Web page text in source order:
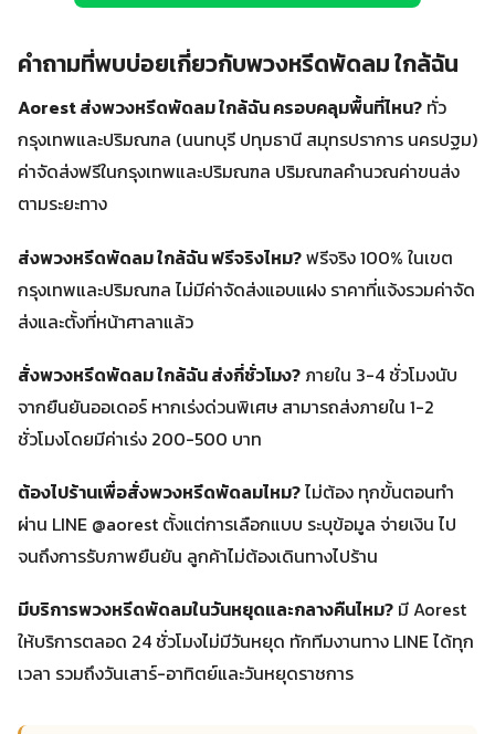
คำถามที่พบบ่อยเกี่ยวกับพวงหรีดพัดลม ใกล้ฉัน
Aorest ส่งพวงหรีดพัดลม ใกล้ฉัน ครอบคลุมพื้นที่ไหน? ทั่ว
กรุงเทพและปริมณฑล (นนทบุรี ปทุมธานี สมุทรปราการ นครปฐม)
ค่าจัดส่งฟรีในกรุงเทพและปริมณฑล ปริมณฑลคำนวณค่าขนส่ง
ตามระยะทาง
ส่งพวงหรีดพัดลม ใกล้ฉัน ฟรีจริงไหม?ฟรีจริง 100% ในเขต
กรุงเทพและปริมณฑล ไม่มีค่าจัดส่งแอบแฝง ราคาที่แจ้งรวมค่าจัด
ส่งและตั้งที่หน้าศาลาแล้ว
สั่งพวงหรีดพัดลม ใกล้ฉัน ส่งกี่ชั่วโมง? ภายใน 3-4 ชั่วโมงนับ
จากยืนยันออเดอร์ หากเร่งด่วนพิเศษ สามารถส่งภายใน 1-2
ชั่วโมงโดยมีค่าเร่ง 200-500 บาท
ต้องไปร้านเพื่อสั่งพวงหรีดพัดลมไหม?ไม่ต้อง ทุกขั้นตอนทำ
ผ่าน LINE @aorest ตั้งแต่การเลือกแบบ ระบุข้อมูล จ่ายเงิน ไป
จนถึงการรับภาพยืนยัน ลูกค้าไม่ต้องเดินทางไปร้าน
มีบริการพวงหรีดพัดลมในวันหยุดและกลางคืนไหม? มี Aorest
ให้บริการตลอด 24 ชั่วโมงไม่มีวันหยุด ทักทีมงานทาง LINE ได้ทุก
เวลา รวมถึงวันเสาร์-อาทิตย์และวันหยุดราชการ